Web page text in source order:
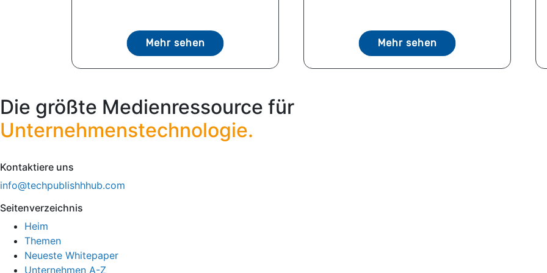
Mehr sehen Mehr sehen
Die größte Medienressource für
Unternehmenstechnologie.
Kontaktiere uns
info@techpublishhhub.com
Seitenverzeichnis
Heim
Themen
Neueste Whitepaper
Unternehmen A-Z